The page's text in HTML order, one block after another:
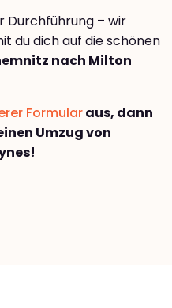
Durchführung – wir
du dich auf die schönen
nach Milton
Formularaus, dann
Umzug von